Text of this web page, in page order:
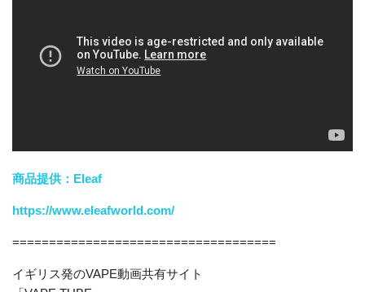
商品提供：Eleaf
https://www.eleafworld.com/
====================================
イギリス発のVAPE動画共有サイト